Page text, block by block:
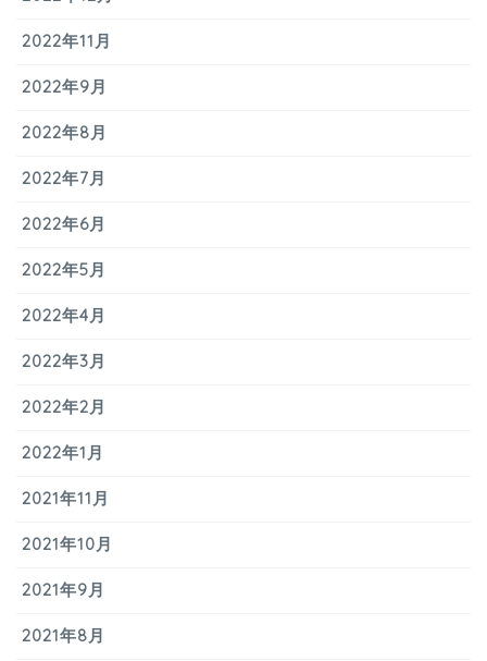
2022年11月
2022年9月
2022年8月
2022年7月
2022年6月
2022年5月
2022年4月
2022年3月
2022年2月
2022年1月
2021年11月
2021年10月
2021年9月
2021年8月